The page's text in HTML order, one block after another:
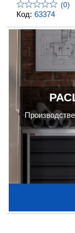
Код: 63374
(0)